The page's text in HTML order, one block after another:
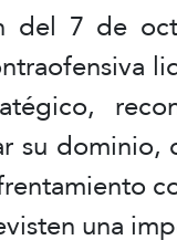
del 7 de
su
una